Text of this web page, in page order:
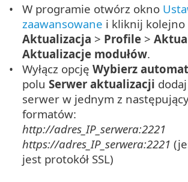
W programie otwórz okno
zaawansowane i kliknij kolejno
Aktualizacja > Profile >
Aktualizacje modułów.
Wyłącz opcjęWybierz
poluSerwer aktualizacji
serwer w jednym z
formatów:
http://adres_IP_serwera:2221
https://adres_IP_serwera:2221
jest protokół SSL)